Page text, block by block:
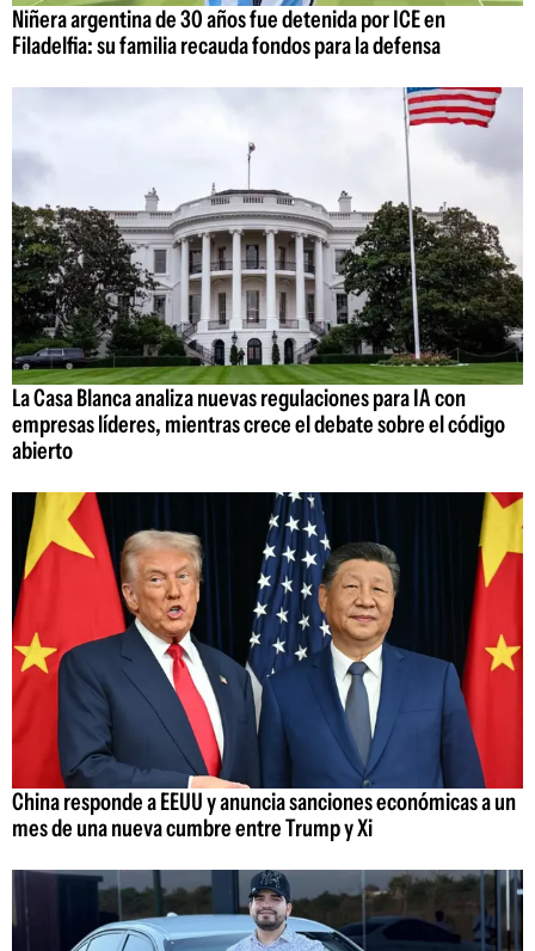
Niñera argentina de 30 años fue detenida por ICE en
Filadelfia: su familia recauda fondos para la defensa
La Casa Blanca analiza nuevas regulaciones para IA con
empresas líderes, mientras crece el debate sobre el código
abierto
China responde a EEUU y anuncia sanciones económicas a un
mes de una nueva cumbre entre Trump y Xi